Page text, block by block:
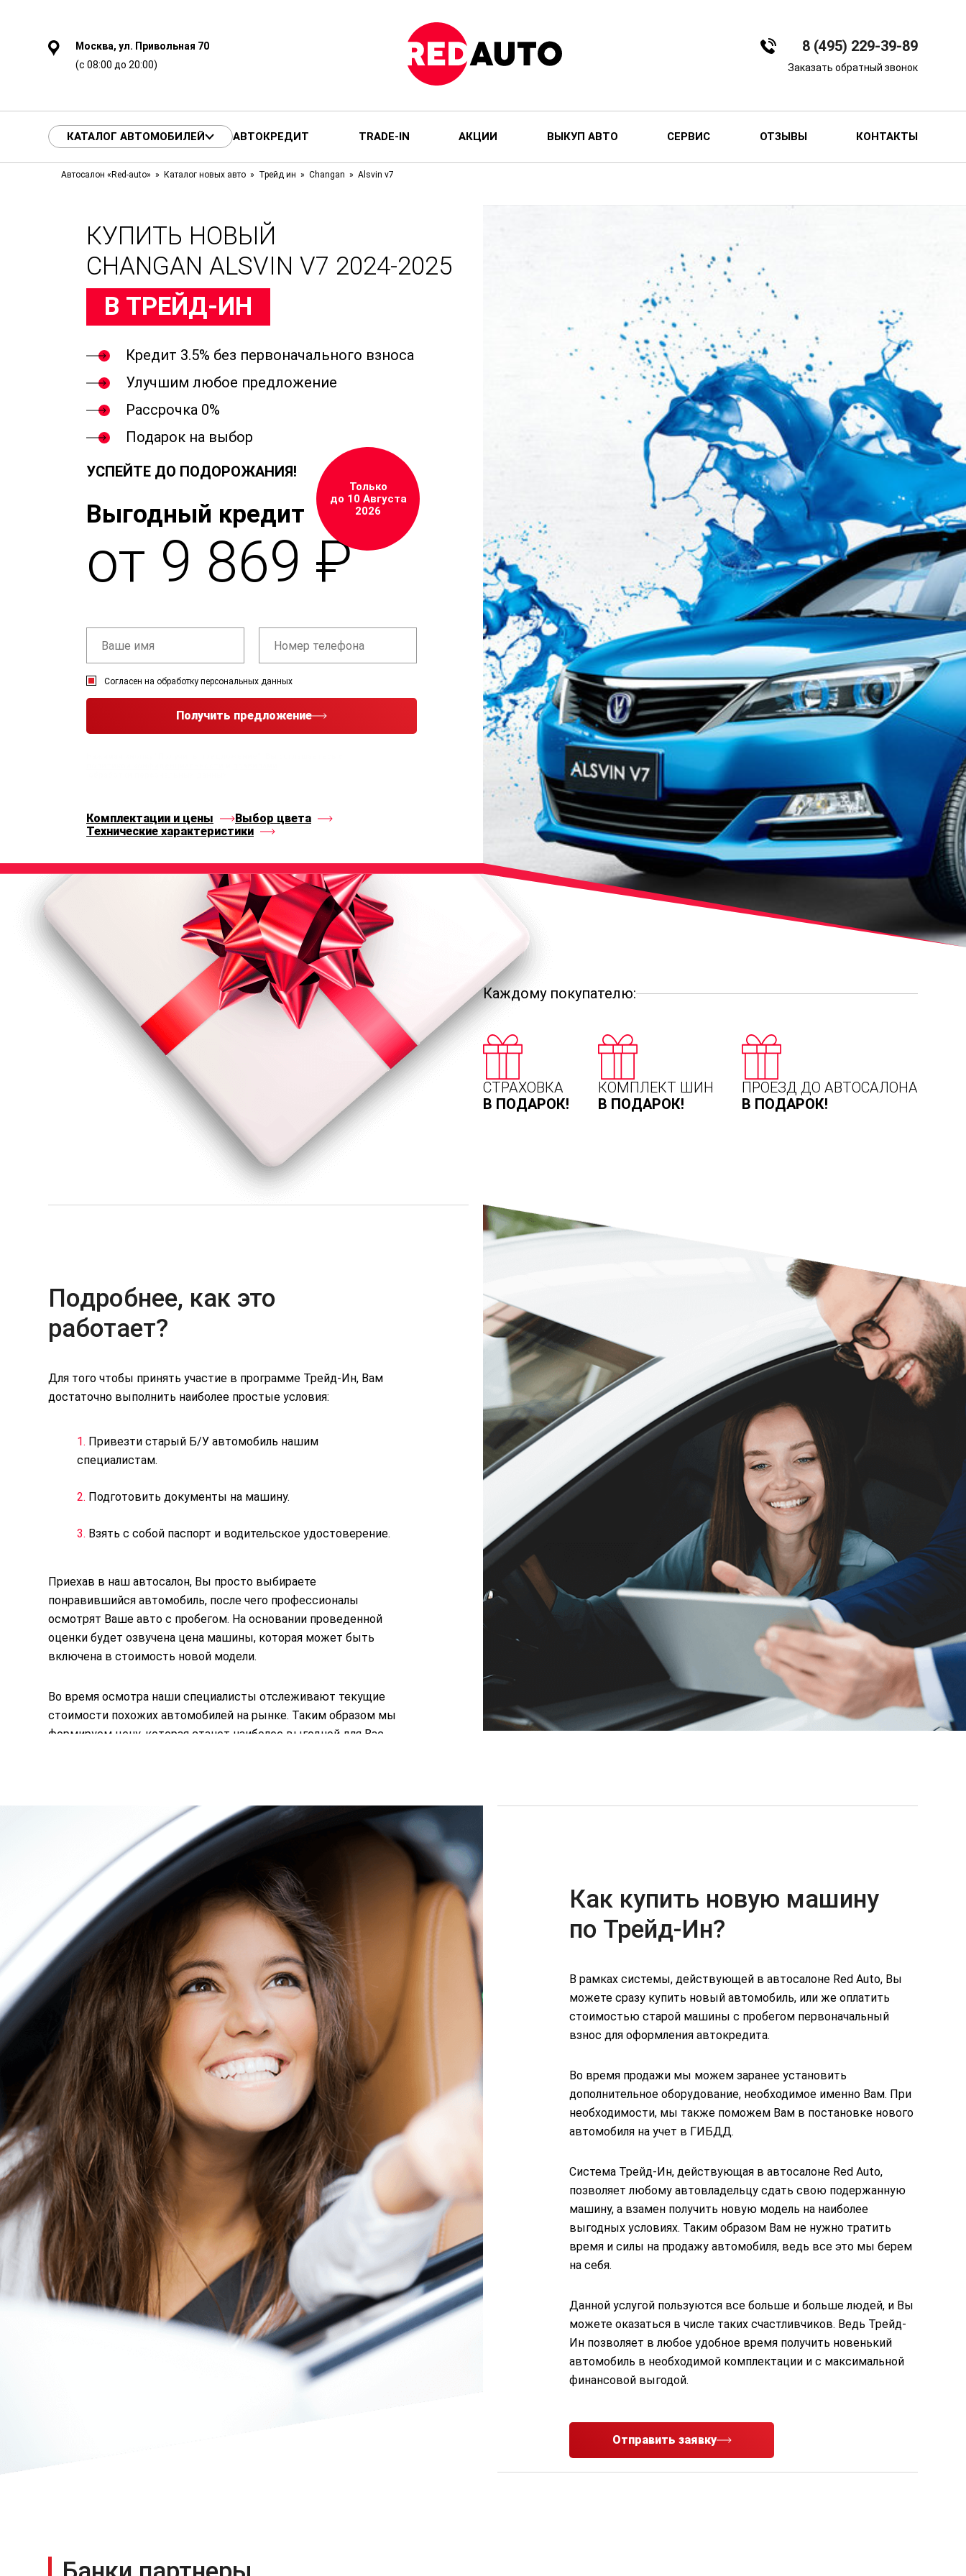
Москва, ул. Привольная 70
(с 08:00 до 20:00)
8 (495) 229-39-89
Заказать обратный звонок
КАТАЛОГ АВТОМОБИЛЕЙ АВТОКРЕДИТ TRADE-IN АКЦИИ ВЫКУП АВТО СЕРВИС ОТЗЫВЫ КОНТАКТЫ
Автосалон «Red-auto» Каталог новых авто Трейд ин Changan Alsvin v7
КУПИТЬ НОВЫЙ
CHANGAN ALSVIN V7 2024-2025
В ТРЕЙД-ИН
Кредит 3.5% без первоначального взноса
Улучшим любое предложение
Рассрочка 0%
Подарок на выбор
УСПЕЙТЕ ДО ПОДОРОЖАНИЯ!
Выгодный кредит
от 9 869 ₽
Только
до 10 Августа
2026
Согласен на обработку персональных данных
Получить предложение
Комплектации и цены
Выбор цвета
Технические характеристики
Каждому покупателю:
СТРАХОВКА
В ПОДАРОК!
КОМПЛЕКТ ШИН
В ПОДАРОК!
ПРОЕЗД ДО АВТОСАЛОНА
В ПОДАРОК!
Подробнее, как это
работает?
Для того чтобы принять участие в программе Трейд-Ин, Вам
достаточно выполнить наиболее простые условия:
1. Привезти старый Б/У автомобиль нашим
специалистам.
2. Подготовить документы на машину.
3. Взять с собой паспорт и водительское удостоверение.
Приехав в наш автосалон, Вы просто выбираете
понравившийся автомобиль, после чего профессионалы
осмотрят Ваше авто с пробегом. На основании проведенной
оценки будет озвучена цена машины, которая может быть
включена в стоимость новой модели.
Во время осмотра наши специалисты отслеживают текущие
стоимости похожих автомобилей на рынке. Таким образом мы
формируем цену, которая станет наиболее выгодной для Вас
Отправить заявку
Как купить новую машину
по Трейд-Ин?
В рамках системы, действующей в автосалоне Red Auto, Вы
можете сразу купить новый автомобиль, или же оплатить
стоимостью старой машины с пробегом первоначальный
взнос для оформления автокредита.
Во время продажи мы можем заранее установить
дополнительное оборудование, необходимое именно Вам. При
необходимости, мы также поможем Вам в постановке нового
автомобиля на учет в ГИБДД.
Система Трейд-Ин, действующая в автосалоне Red Auto,
позволяет любому автовладельцу сдать свою подержанную
машину, а взамен получить новую модель на наиболее
выгодных условиях. Таким образом Вам не нужно тратить
время и силы на продажу автомобиля, ведь все это мы берем
на себя.
Данной услугой пользуются все больше и больше людей, и Вы
можете оказаться в числе таких счастливчиков. Ведь Трейд-
Ин позволяет в любое удобное время получить новенький
автомобиль в необходимой комплектации и с максимальной
финансовой выгодой.
Отправить заявку